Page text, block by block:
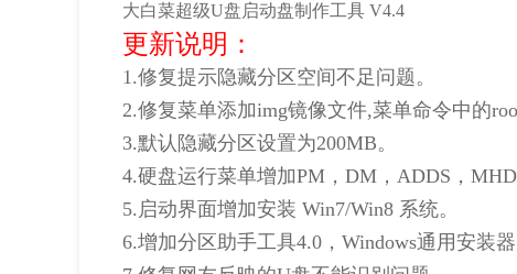
大白菜超级U盘启动盘制作工具 V4.4
更新说明：
1.修复提示隐藏分区空间不足问题。
2.修复菜单添加img镜像文件,菜单命令中的
3.默认隐藏分区设置为200MB。
4.硬盘运行菜单增加PM，DM，ADDS，
5.启动界面增加安装 Win7/Win8 系统。
6.增加分区助手工具4.0，Windows通用安装